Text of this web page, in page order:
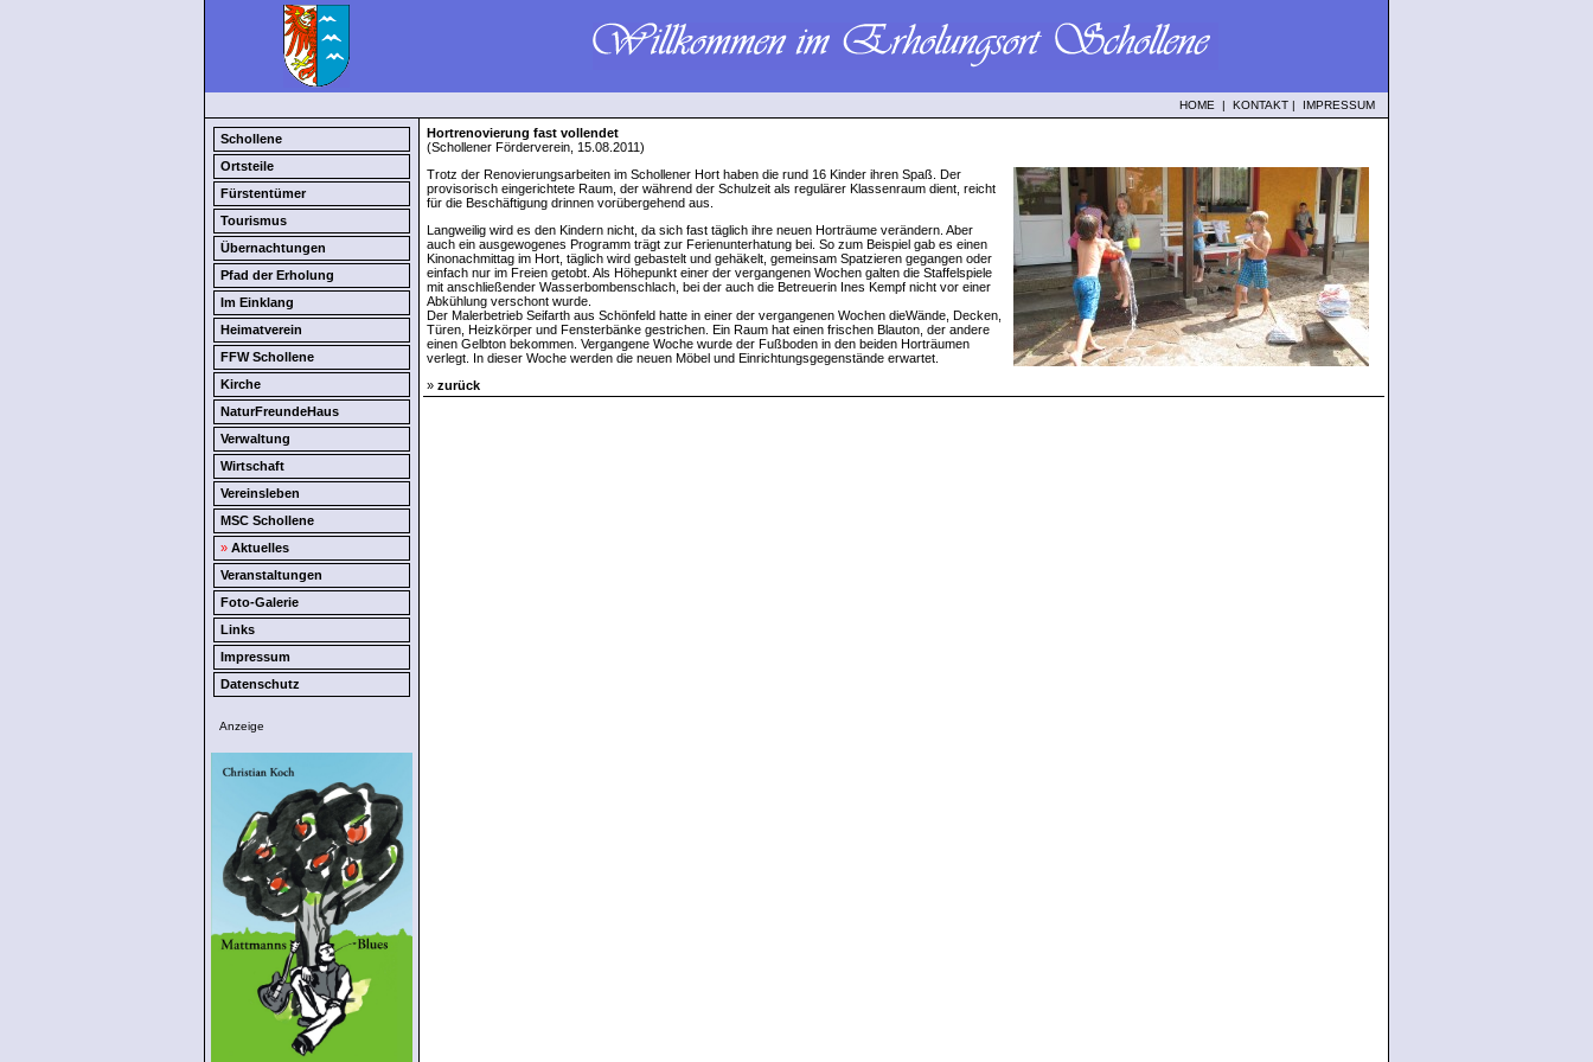
HOME | KONTAKT | IMPRESSUM
Schollene
Ortsteile
Fürstentümer
Tourismus
Übernachtungen
Pfad der Erholung
Im Einklang
Heimatverein
FFW Schollene
Kirche
NaturFreundeHaus
Verwaltung
Wirtschaft
Vereinsleben
MSC Schollene
» Aktuelles
Veranstaltungen
Foto-Galerie
Links
Impressum
Datenschutz
Anzeige
Hortrenovierung fast vollendet
(Schollener Förderverein, 15.08.2011)
Trotz der Renovierungsarbeiten im Schollener Hort haben die rund 16 Kinder ihren Spaß. Der
provisorisch eingerichtete Raum, der während der Schulzeit als regulärer Klassenraum dient, reicht
für die Beschäftigung drinnen vorübergehend aus.
Langweilig wird es den Kindern nicht, da sich fast täglich ihre neuen Horträume verändern. Aber
auch ein ausgewogenes Programm trägt zur Ferienunterhatung bei. So zum Beispiel gab es einen
Kinonachmittag im Hort, täglich wird gebastelt und gehäkelt, gemeinsam Spatzieren gegangen oder
einfach nur im Freien getobt. Als Höhepunkt einer der vergangenen Wochen galten die Staffelspiele
mit anschließender Wasserbombenschlach, bei der auch die Betreuerin Ines Kempf nicht vor einer
Abkühlung verschont wurde.
Der Malerbetrieb Seifarth aus Schönfeld hatte in einer der vergangenen Wochen dieWände, Decken,
Türen, Heizkörper und Fensterbänke gestrichen. Ein Raum hat einen frischen Blauton, der andere
einen Gelbton bekommen. Vergangene Woche wurde der Fußboden in den beiden Horträumen
verlegt. In dieser Woche werden die neuen Möbel und Einrichtungsgegenstände erwartet.
» zurück